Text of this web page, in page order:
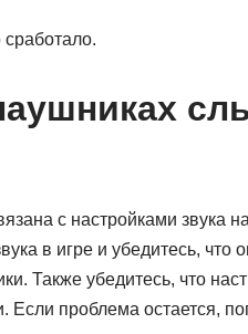
сработало.
с настройками звука
в игре и убедитесь,
Также убедитесь, что
Если проблема остается,